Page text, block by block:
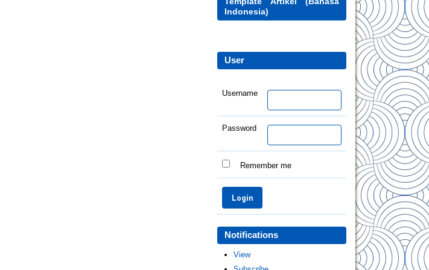
Indonesia)
User
Username
Password
Remember me
Notifications
View